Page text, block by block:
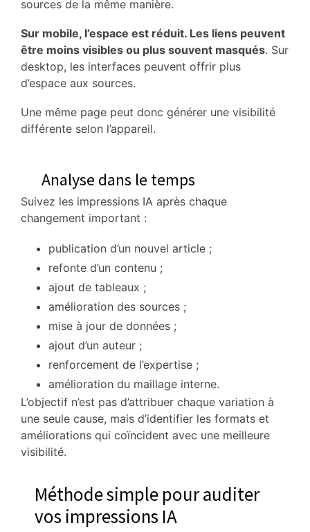
sources de la même manière.
Sur mobile, l’espace est réduit. Les liens peuvent
être moins visibles ou plus souvent masqués. Sur
desktop, les interfaces peuvent offrir plus
d’espace aux sources.
Une même page peut donc générer une visibilité
différente selon l’appareil.
Analyse dans le temps
Suivez les impressions IA après chaque
changement important :
publication d’un nouvel article ;
refonte d’un contenu ;
ajout de tableaux ;
amélioration des sources ;
mise à jour de données ;
ajout d’un auteur ;
renforcement de l’expertise ;
amélioration du maillage interne.
L’objectif n’est pas d’attribuer chaque variation à
une seule cause, mais d’identifier les formats et
améliorations qui coïncident avec une meilleure
visibilité.
Méthode simple pour auditer
vos impressions IA